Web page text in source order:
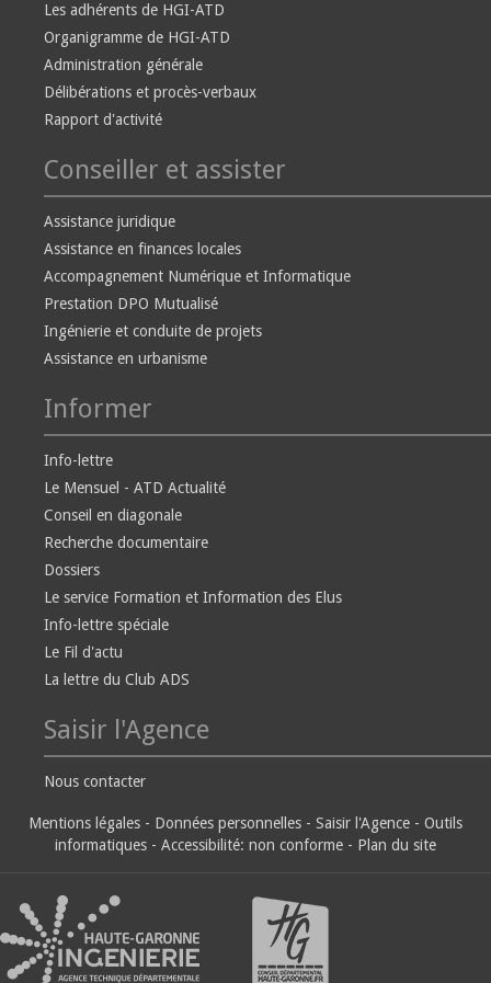
Les adhérents de HGI-ATD
Organigramme de HGI-ATD
Administration générale
Délibérations et procès-verbaux
Rapport d'activité
Conseiller et assister
Assistance juridique
Assistance en finances locales
Accompagnement Numérique et Informatique
Prestation DPO Mutualisé
Ingénierie et conduite de projets
Assistance en urbanisme
Informer
Info-lettre
Le Mensuel - ATD Actualité
Conseil en diagonale
Recherche documentaire
Dossiers
Le service Formation et Information des Elus
Info-lettre spéciale
Le Fil d'actu
La lettre du Club ADS
Saisir l'Agence
Nous contacter
Mentions légales - Données personnelles - Saisir l'Agence - Outils
informatiques - Accessibilité: non conforme - Plan du site